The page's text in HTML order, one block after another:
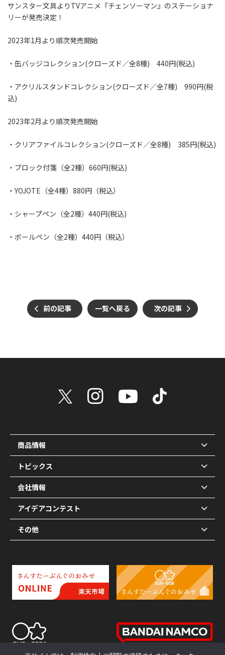
サンスター文具よりTVアニメ『チェンソーマン』のステーショナ
リーが発売決定！
2023年1月より順次発売開始
・缶バッジコレクション(クローズド／全8種) 440円(税込)
・アクリルスタンドコレクション(クローズド／全7種) 990円(税
込)
2023年2月より順次発売開始
・クリアファイルコレクション(クローズド／全8種) 385円(税込)
・ブロック付箋（全2種）660円(税込)
・YOJOTE（全4種）880円（税込）
・シャープペン（全2種）440円(税込)
・ボールペン（全2種） 440円（税込）
前の記事 一覧へ戻る 次の記事
商品情報
トピックス
会社情報
アイデアコンテスト
その他